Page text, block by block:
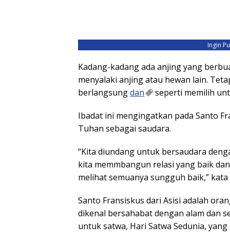
Ingin
Kadang-kadang ada anjing yang
menyalaki anjing atau hewan lain.
berlangsungdan seperti memilih
Ibadat ini mengingatkan pada Santo
Tuhan sebagai saudara.
“Kita diundang untuk bersaudara
kita memmbangun relasi yang baik
melihat semuanya sungguh baik,”
Santo Fransiskus dari Asisi adalah
dikenal bersahabat dengan alam dan
untuk satwa, Hari Satwa Sedunia,